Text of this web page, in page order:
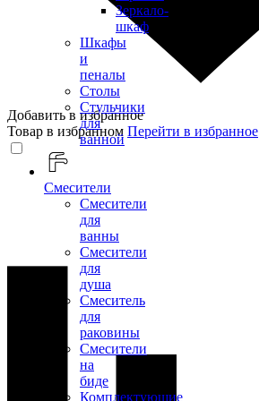
Зеркало-
шкаф
Шкафы
и
пеналы
Столы
Стульчики
для
ванной
Смесители
Смесители
для
ванны
Смесители
для
душа
Смеситель
для
раковины
Смесители
на
биде
Комплектующие
Добавить в избранное
Товар в избранном Перейти в избранное